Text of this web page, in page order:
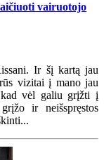
vairuotojo
Ir šį kartą jau
vizitai į mano jau
kad vėl galiu grįžti į
ir neišspręstos